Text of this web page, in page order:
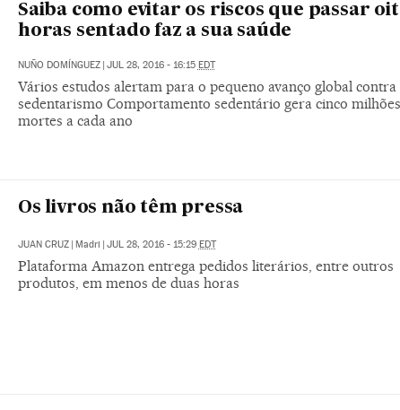
Saiba como evitar os riscos que passar
horas sentado faz a sua saúde
NUÑO DOMÍNGUEZ | JUL 28, 2016 - 16:15 EDT
Vários estudos alertam para o pequeno avanço global contra
sedentarismo Comportamento sedentário gera cinco
mortes a cada ano
Os livros não têm pressa
JUAN CRUZ Madri JUL 28, 2016 - 15:29 EDT
Plataforma Amazon entrega pedidos literários, entre outros
produtos, em menos de duas horas